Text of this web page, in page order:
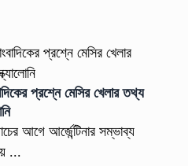
প্রশ্নে মেসির খেলার তথ্য
আগে আর্জেন্টিনার সম্ভাব্য
...